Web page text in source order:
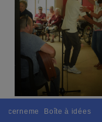
// L'amitié tuBoîte à idées